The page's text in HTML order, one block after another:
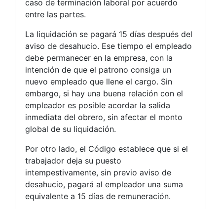
caso de terminación laboral por acuerdo
entre las partes.
La liquidación se pagará 15 días después del
aviso de desahucio. Ese tiempo el empleado
debe permanecer en la empresa, con la
intención de que el patrono consiga un
nuevo empleado que llene el cargo. Sin
embargo, si hay una buena relación con el
empleador es posible acordar la salida
inmediata del obrero, sin afectar el monto
global de su liquidación.
Por otro lado, el Código establece que si el
trabajador deja su puesto
intempestivamente, sin previo aviso de
desahucio, pagará al empleador una suma
equivalente a 15 días de remuneración.